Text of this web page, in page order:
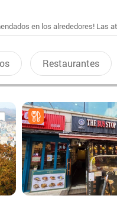
en los alrededores!
Restaurantes